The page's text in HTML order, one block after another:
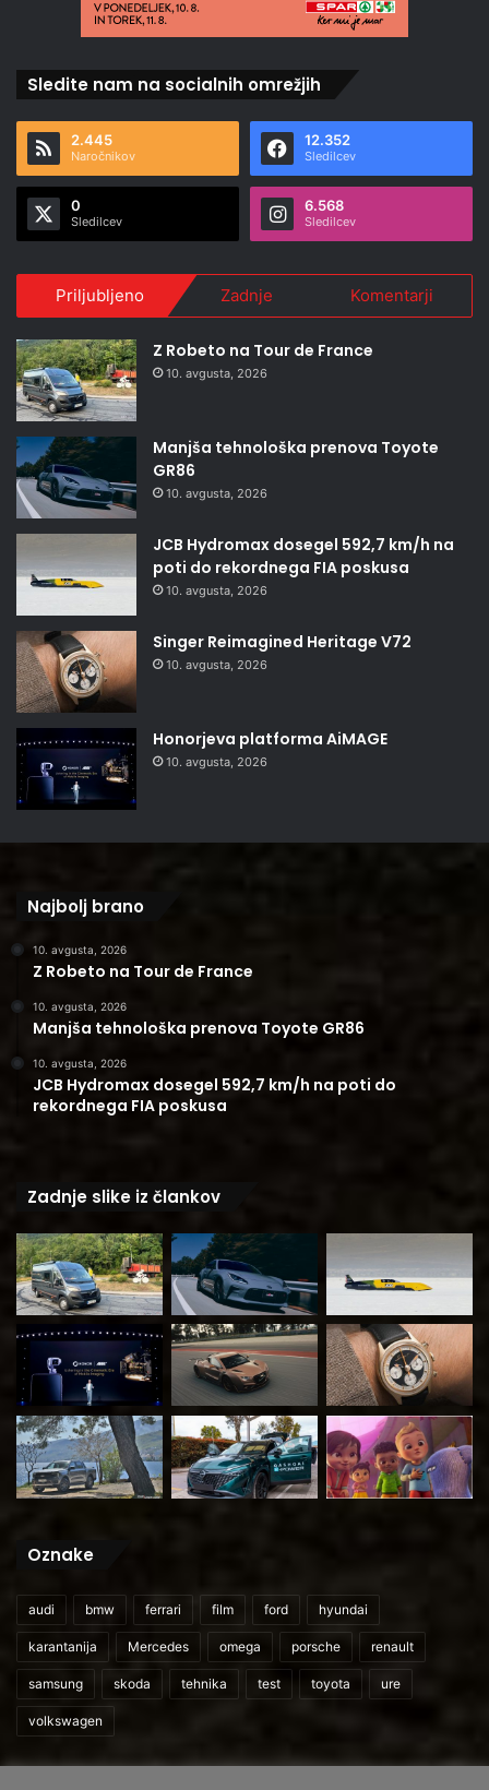
Sledite nam na socialnih omrežjih
2.445
Naročnikov
12.352
Sledilcev
0
Sledilcev
6.568
Sledilcev
Priljubljeno Zadnje Komentarji
Z Robeto na Tour de France
10. avgusta, 2026
Manjša tehnološka prenova Toyote
GR86
10. avgusta, 2026
JCB Hydromax dosegel 592,7 km/h na
poti do rekordnega FIA poskusa
10. avgusta, 2026
Singer Reimagined Heritage V72
10. avgusta, 2026
Honorjeva platforma AiMAGE
10. avgusta, 2026
Najbolj brano
10. avgusta, 2026
Z Robeto na Tour de France
10. avgusta, 2026
Manjša tehnološka prenova Toyote GR86
10. avgusta, 2026
JCB Hydromax dosegel 592,7 km/h na poti do
rekordnega FIA poskusa
Zadnje slike iz člankov
Oznake
audi bmw ferrari film ford hyundai
karantanija Mercedes omega porsche renault
samsung skoda tehnika test toyota ure
volkswagen